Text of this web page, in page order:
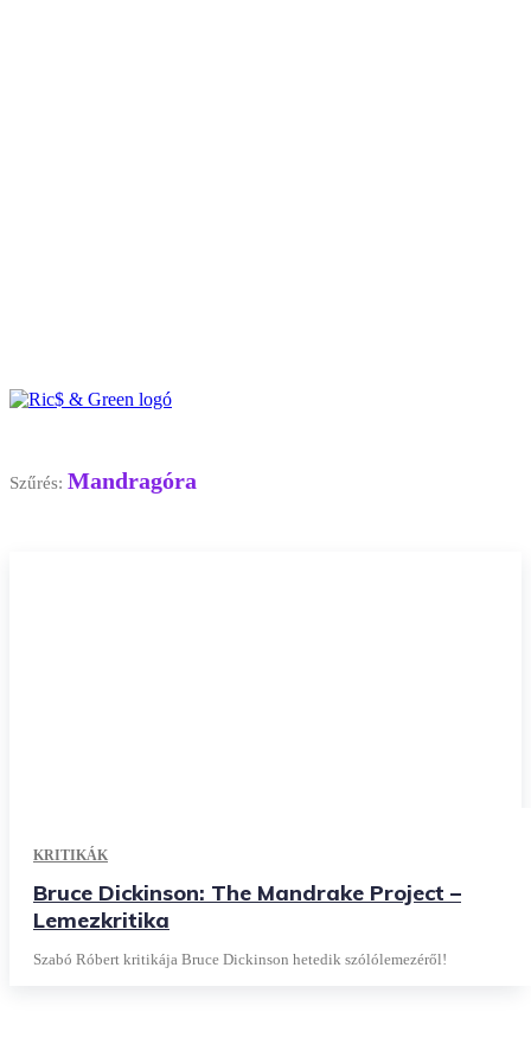
Szűrés: Mandragóra
KRITIKÁK
Bruce Dickinson: The Mandrake Project –
Lemezkritika
Szabó Róbert kritikája Bruce Dickinson hetedik szólólemezéről!